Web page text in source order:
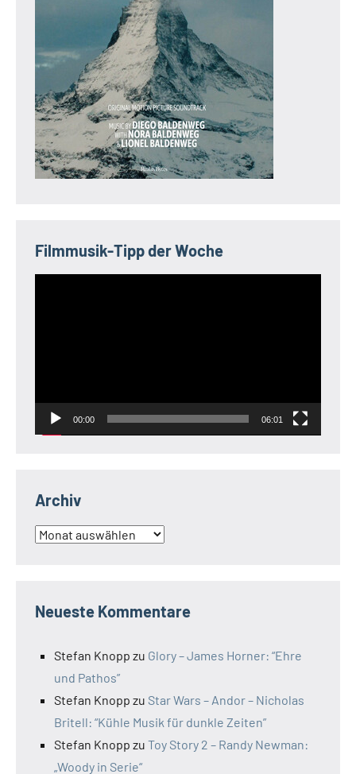
Filmmusik-Tipp der Woche
00:00 06:01
Archiv
Archiv
Neueste Kommentare
Stefan Knopp zu Glory – James Horner: “Ehre
und Pathos”
Stefan Knopp zu Star Wars – Andor – Nicholas
Britell: “Kühle Musik für dunkle Zeiten”
Stefan Knopp zu Toy Story 2 – Randy Newman:
„Woody in Serie“